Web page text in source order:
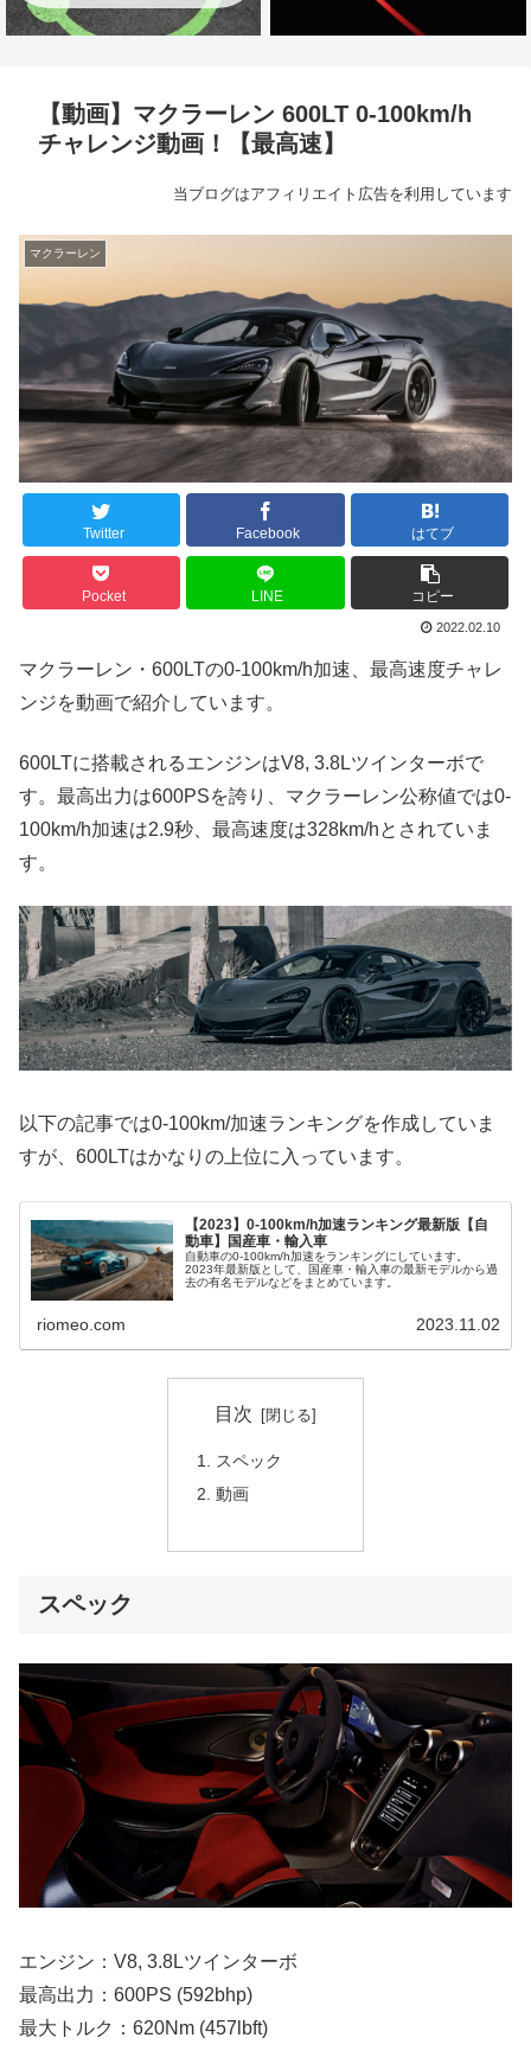
【動画】マクラーレン 600LT 0-100km/h
チャレンジ動画！【最高速】
当ブログはアフィリエイト広告を利用しています
マクラーレン
Twitter Facebook はてブ
Pocket LINE コピー
2022.02.10
マクラーレン・600LTの0-100km/h加速、最高速度チャレ
ンジを動画で紹介しています。
600LTに搭載されるエンジンはV8, 3.8Lツインターボで
す。最高出力は600PSを誇り、マクラーレン公称値では0-
100km/h加速は2.9秒、最高速度は328km/hとされていま
す。
以下の記事では0-100km/加速ランキングを作成していま
すが、600LTはかなりの上位に入っています。
【2023】0-100km/h加速ランキング最新版【自
動車】国産車・輸入車
自動車の0-100km/h加速をランキングにしています。
2023年最新版として、国産車・輸入車の最新モデルから過
去の有名モデルなどをまとめています。
riomeo.com 2023.11.02
目次
スペック
動画
スペック
エンジン：V8, 3.8Lツインターボ
最高出力：600PS (592bhp)
最大トルク：620Nm (457lbft)